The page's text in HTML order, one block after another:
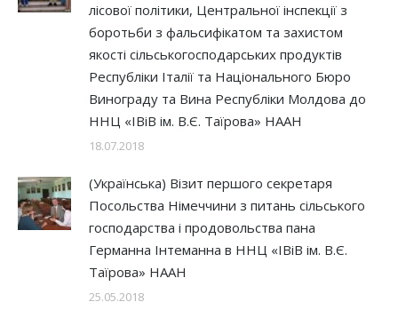
лісової політики, Центральної інспекції з
боротьби з фальсифікатом та захистом
якості сільськогосподарських продуктів
Республіки Італії та Національного Бюро
Винограду та Вина Республіки Молдова до
ННЦ «ІВіВ ім. В.Є. Таїрова» НААН
18.07.2018
(Українська) Візит першого секретаря
Посольства Німеччини з питань сільського
господарства і продовольства пана
Германна Інтеманна в ННЦ «ІВіВ ім. В.Є.
Таїрова» НААН
25.05.2018